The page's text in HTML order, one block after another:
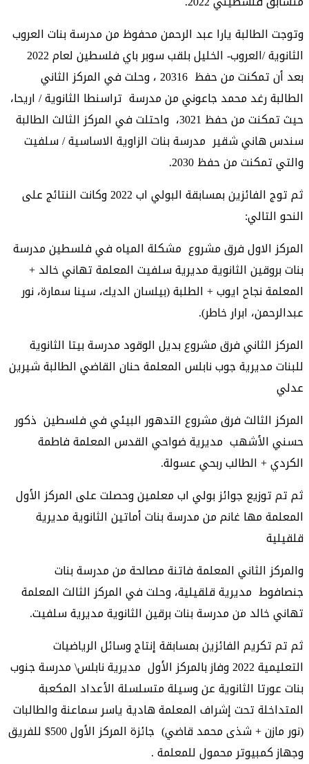
وتوجت الطالبة يارا عبد الرحمن محفوظ من مدرسة بنات العروب
بعد أن تمكنت من حفظ 20316 ، وحلت في المركز الثاني
الطالبة رغد محمد جاعوني من مدرسة تراسنطا الثانوية / اريحا،
حيث تمكنت من حفظ 3021، واحتلت في المركز الثالث الطالبة
سندس هاني شقير مدرسة بنات الزاوية الاساسية / سلفيت
والتي تمكنت من حفظ 2030.
ثم توج الفائزين بمسابقة البولي اب 2022 وكانت النتائج على
النحو التالي:
المركز الاول فرق مشروع مشكلة المياه في فلسطين مدرسة
بنات بروقين الثانوية مديرية سلفيت المعلمة تهاني خالد +
المعلمة نجاح ايوب + الطلبة (بيلسان الديك، سينا سمارة، نور
عبدالرحمن، ابرار خاطر).
المركز الثاني فرق مشروع بديل الوقود مدرسة بيتا الثانوية
للبنات مديرية جوب نابلس المعلمة حنان القاضي الطالبة شيرين
عدلي
المركز الثالث فرق مشروع التدهور البيئي في فلسطين ذكور
حسني الأشهب مديرية ضواحي القدس المعلمة فاطمة
الكردي + الطالب ربحي عسولة.
ثم تم توزيع جوائز بولي اب معلمين وحصلت على المركز الأول
المعلمة مها غانم من مدرسة بنات أماتين الثانوية مديرية
قلقيلية
والمركز الثاني المعلمة فاتنة مصالحة من مدرسة بنات
جنصافوط مديرية قلقيلية، وحلت في المركز الثالث المعلمة
تهاني خالد من مدرسة بنات برقين الثانوية مديرية سلفيت.
ثم تم تكريم الفائزين بمسابقة إنتاج وسائل الرياضيات
التعليمية 2022 وفاز بالمركز الأول مديرية نابلس\ مدرسة جنوب
بنات عورتا الثانوية عن وسيلة متسلسلة الأعداد المكعبة
المتداخلة تحت إشراف المعلمة هادية ياسر سماعنة والطالبات
(نور مازن + شذى محمد قاضي) جائزة المركز الأول 500$ للفريق
وجهاز كمبيوتر محمول للمعلمة .